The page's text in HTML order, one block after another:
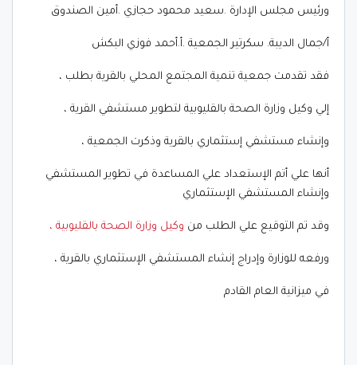
ورئيس مجلس الإدارة .سعيد محمود حجازي .أمين الصندوق
أ/جمال الديبة. سكرتير الجمعية .أ.أحمد فوزي البكش
فقد تقدمت جمعية تنمية المجتمع المحلي بالقرية بطلب ،
إلي وكيل وزارة الصحة بالقليوبية لتطوير مستشفي القرية ،
وإنشاء مستشفي إستثماري بالقرية وذكرت الجمعية ،
أنها علي أتم الإستعداد علي المساعدة في تطوير المستشفي
وإنشاء المستشفي الإستثماري
وقد تم التوقيع علي الطلب من وكيل وزارة الصحة بالقليوبية ،
ورفعه للوزارة وإدراج إنشاء المستشفي الإستثماري بالقرية ،
في ميزانية العام القادم